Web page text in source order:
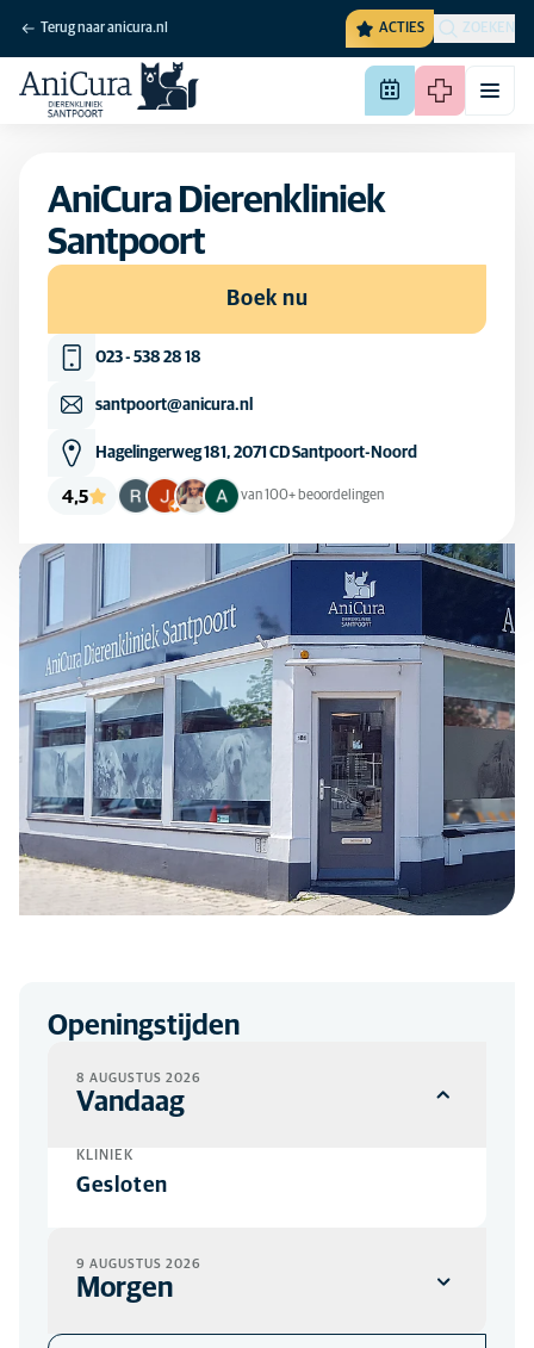
Terug naar anicura.nl ACTIES ZOEKEN
AniCura Dierenkliniek
Santpoort
Boek nu
023 - 538 28 18
santpoort@anicura.nl
Hagelingerweg 181, 2071 CD Santpoort-Noord
4,5 van 100+ beoordelingen
Openingstijden
8 AUGUSTUS 2026
Vandaag
KLINIEK
Gesloten
9 AUGUSTUS 2026
Morgen